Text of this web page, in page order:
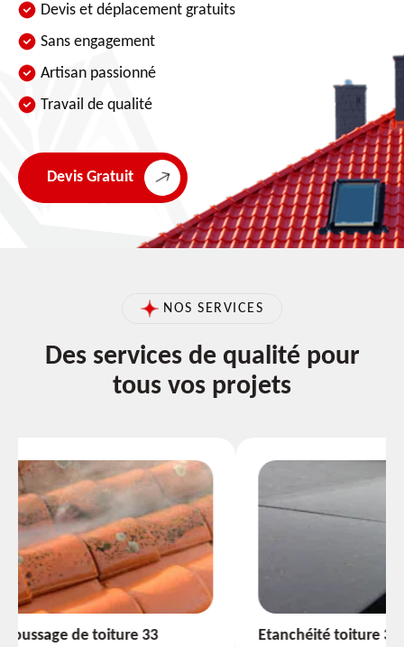
Devis et déplacement gratuits
Sans engagement
Artisan passionné
Travail de qualité
Devis Gratuit
NOS SERVICES
Des services de qualité pour
tous vos projets
Etanchéité toiture 33